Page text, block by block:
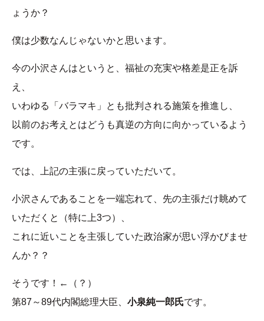
ょうか？
僕は少数なんじゃないかと思います。
今の小沢さんはというと、福祉の充実や格差是正を訴
え、
いわゆる「バラマキ」とも批判される施策を推進し、
以前のお考えとはどうも真逆の方向に向かっているよう
です。
では、上記の主張に戻っていただいて。
小沢さんであることを一端忘れて、先の主張だけ眺めて
いただくと（特に上3つ）、
これに近いことを主張していた政治家が思い浮かびませ
んか？？
そうです！←（？）
第87～89代内閣総理大臣、 小泉純一郎氏です。